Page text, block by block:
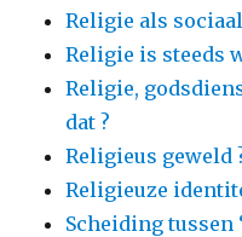
Religie als
Religie is steeds
Religie,
dat ?
Religieus geweld
Religieuze
Scheiding tussen